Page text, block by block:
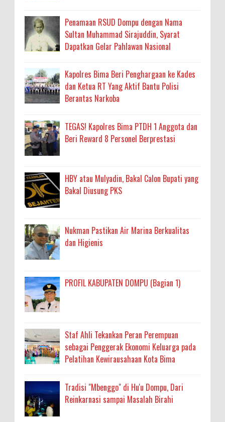
Penamaan RSUD Dompu dengan Nama
Sultan Muhammad Sirajuddin, Syarat
Dapatkan Gelar Pahlawan Nasional
Kapolres Bima Beri Penghargaan ke Kades
dan Ketua RT Yang Aktif Bantu Polisi
Berantas Narkoba
TEGAS! Kapolres Bima PTDH 1 Anggota dan
Beri Reward 8 Personel Berprestasi
HBY atau Mulyadin, Bakal Calon Bupati yang
Bakal Diusung PKS
Nukman Pastikan Air Marina Berkualitas
dan Higienis
PROFIL KABUPATEN DOMPU (Bagian 1)
Staf Ahli Tekankan Peran Perempuan
sebagai Penggerak Ekonomi Keluarga pada
Pelatihan Kewirausahaan Kota Bima
Tradisi "Mbenggo" di Hu'u Dompu, Dari
Reinkarnasi sampai Masalah Birahi